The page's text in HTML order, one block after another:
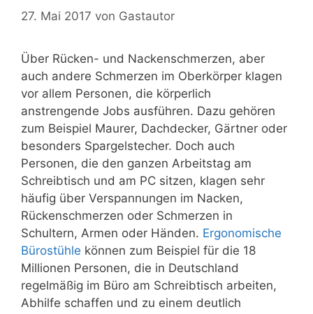
27. Mai 2017 von Gastautor
Über Rücken- und Nackenschmerzen, aber
auch andere Schmerzen im Oberkörper klagen
vor allem Personen, die körperlich
anstrengende Jobs ausführen. Dazu gehören
zum Beispiel Maurer, Dachdecker, Gärtner oder
besonders Spargelstecher. Doch auch
Personen, die den ganzen Arbeitstag am
Schreibtisch und am PC sitzen, klagen sehr
häufig über Verspannungen im Nacken,
Rückenschmerzen oder Schmerzen in
Schultern, Armen oder Händen. Ergonomische
Bürostühle können zum Beispiel für die 18
Millionen Personen, die in Deutschland
regelmäßig im Büro am Schreibtisch arbeiten,
Abhilfe schaffen und zu einem deutlich